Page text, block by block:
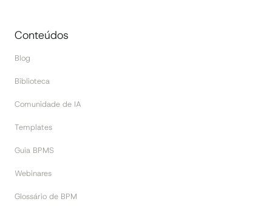
Conteúdos
Blog
Biblioteca
Comunidade de IA
Templates
Guia BPMS
Webinares
Glossário de BPM